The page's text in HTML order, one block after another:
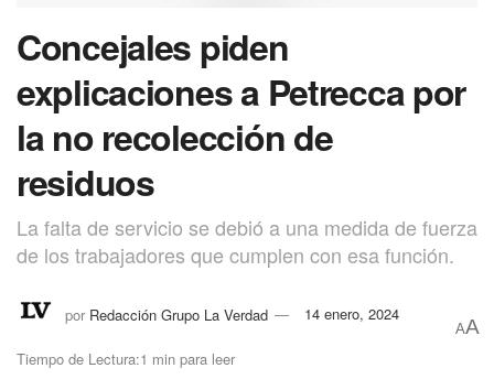
Concejales piden
explicaciones a Petrecca por
la no recolección de
residuos
La falta de servicio se debió a una medida de fuerza
de los trabajadores que cumplen con esa función.
por Redacción Grupo La Verdad 14 enero, 2024
Tiempo de Lectura:1 min para leer
AA